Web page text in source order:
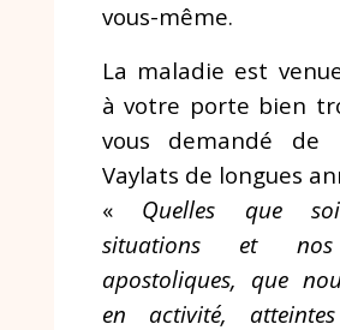
vous-même.
La maladie est
à votre porte bien
vous demandé de
Vaylats de longues
« Quelles que
situations et
apostoliques, que
en activité,